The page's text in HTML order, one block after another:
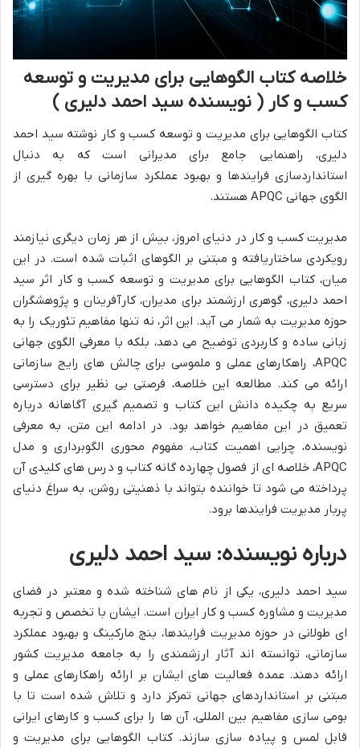
خلاصه کتاب الگوهایی برای مدیریت و توسعه
کسب و کار ( نویسنده سید احمد دلیری )
کتاب الگوهایی برای مدیریت و توسعه کسب و کار نوشته سید احمد
دلیری، راهنمایی جامع برای مدیرانی است که به دنبال
استانداردسازی فرایندها و بهبود عملکرد سازمانی با بهره گیری از
الگوی جهانی APQC هستند.
مدیریت کسب و کار در دنیای امروز، بیش از هر زمان دیگری نیازمند
رویکردی ساختاریافته و مبتنی بر الگوهای اثبات شده است. در این
میان، کتاب الگوهایی برای مدیریت و توسعه کسب و کار اثر سید
احمد دلیری، گوهری ارزشمند برای مدیران، کارآفرینان و پژوهشگران
حوزه مدیریت به شمار می آید. این اثر، نه تنها مفاهیم تئوریک را به
زبانی ساده و کاربردی توضیح می دهد، بلکه با معرفی الگوی جهانی
APQC، راهکارهای عملی و ملموسی برای چالش های رایج سازمانی
ارائه می کند. مطالعه این خلاصه، فرصتی بی نظیر برای دسترسی
سریع به چکیده دانش این کتاب و تصمیم گیری آگاهانه درباره
تعمیق در این مفاهیم خواهد بود. در ادامه این متن، به معرفی
نویسنده، چرایی اهمیت کتاب، مفهوم محوری الگوبرداری و مدل
APQC، خلاصه ای از فصول چهارده گانه کتاب و درس های کلیدی آن
پرداخته می شود تا خواننده بتواند با ذهنیتی روشن، به سراغ دنیای
پربار مدیریت فرایندها برود.
درباره نویسنده: سید احمد دلیری
سید احمد دلیری، یکی از نام های شناخته شده و معتبر در فضای
مدیریت و مشاوره کسب و کار ایران است. ایشان با تخصص و تجربه
ای طولانی در حوزه مدیریت فرایندها، بنچ مارکینگ و بهبود عملکرد
سازمانی، توانسته اند آثار ارزشمندی را به جامعه مدیریت کشور
ارائه دهند. عمده فعالیت های ایشان بر ارائه راهکارهای عملی و
مبتنی بر استانداردهای جهانی تمرکز دارد و تلاش شده است تا با
بومی سازی مفاهیم بین المللی، آن ها را برای کسب و کارهای ایرانی
قابل لمس و پیاده سازی سازند. کتاب الگوهایی برای مدیریت و